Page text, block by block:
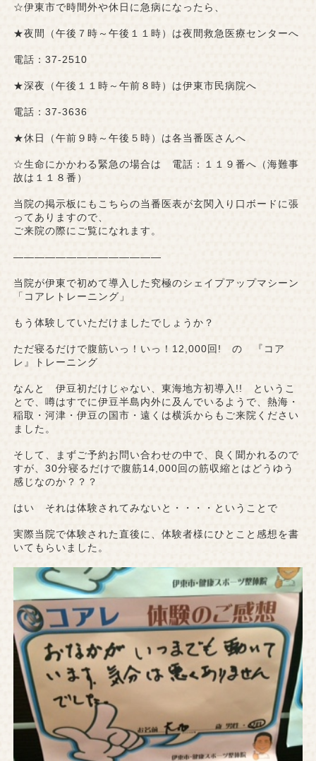
☆伊東市で時間外や休日に急病になったら、
★夜間（午後７時～午後１１時）は夜間救急医療センターへ
電話：37-2510
★深夜（午後１１時～午前８時）は伊東市民病院へ
電話：37-3636
★休日（午前９時～午後５時）は各当番医さんへ
☆生命にかかわる緊急の場合は 電話：１１９番へ（海難事
故は１１８番）
当院の掲示板にもこちらの当番医表が玄関入り口ボードに張
ってありますので、
ご来院の際にご覧になれます。
——————————————
当院が伊東で初めて導入した究極のシェイプアップマシーン
「コアレトレーニング」
もう体験していただけましたでしょうか？
ただ寝るだけで腹筋いっ！いっ！12,000回! の 『コア
レ』トレーニング
なんと 伊豆初だけじゃない、東海地方初導入!! というこ
とで、噂はすでに伊豆半島内外に及んでいるようで、熱海・
稲取・河津・伊豆の国市・遠くは横浜からもご来院ください
ました。
そして、まずご予約お問い合わせの中で、良く聞かれるので
すが、30分寝るだけで腹筋14,000回の筋収縮とはどうゆう
感じなのか？？？
はい それは体験されてみないと・・・・ということで
実際当院で体験された直後に、体験者様にひとこと感想を書
いてもらいました。